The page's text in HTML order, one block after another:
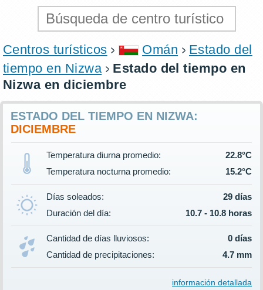
Centros turísticos Omán
Estado del
tiempo en Nizwa
Estado del tiempo en
Nizwa en diciembre
ESTADO DEL TIEMPO EN NIZWA:
DICIEMBRE
Temperatura diurna promedio:
22.8°C
Temperatura nocturna promedio:
15.2°C
Días soleados:
29 días
Duración del día:
10.7 - 10.8 horas
Cantidad de días lluviosos:
0 días
Cantidad de precipitaciones:
4.7 mm
información detallada